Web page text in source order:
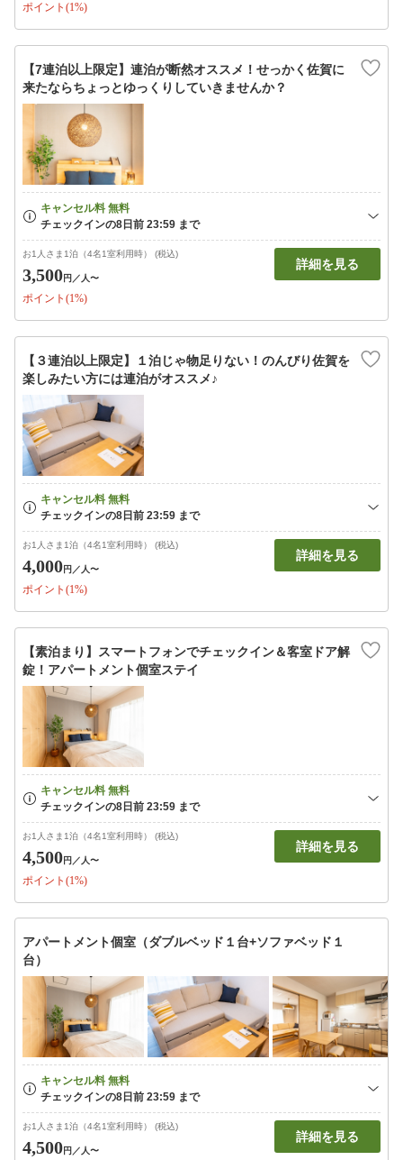
ポイント(1%)
【7連泊以上限定】連泊が断然オススメ！せっかく佐賀に
来たならちょっとゆっくりしていきませんか？
お1人さま1泊（4名1室利用時） (税込)
3,500円 ／人〜
ポイント(1%)
詳細を見る
【３連泊以上限定】１泊じゃ物足りない！のんびり佐賀を
楽しみたい方には連泊がオススメ♪
お1人さま1泊（4名1室利用時） (税込)
4,000円 ／人〜
ポイント(1%)
詳細を見る
【素泊まり】スマートフォンでチェックイン＆客室ドア解
錠！アパートメント個室ステイ
お1人さま1泊（4名1室利用時） (税込)
4,500円 ／人〜
ポイント(1%)
詳細を見る
アパートメント個室（ダブルベッド１台+ソファベッド１
台）
お1人さま1泊（4名1室利用時） (税込)
4,500円 ／人〜
詳細を見る